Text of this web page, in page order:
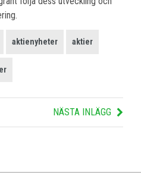
aktienyheter aktier
NÄSTA INLÄGG